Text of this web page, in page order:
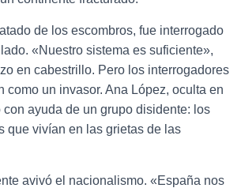
de los escombros, fue interrogado
«Nuestro sistema es suficiente»,
en cabestrillo. Pero los interrogadores
como un invasor. Ana López, oculta en
con ayuda de un grupo disidente: los
que vivían en las grietas de las
avivó el nacionalismo. «España nos